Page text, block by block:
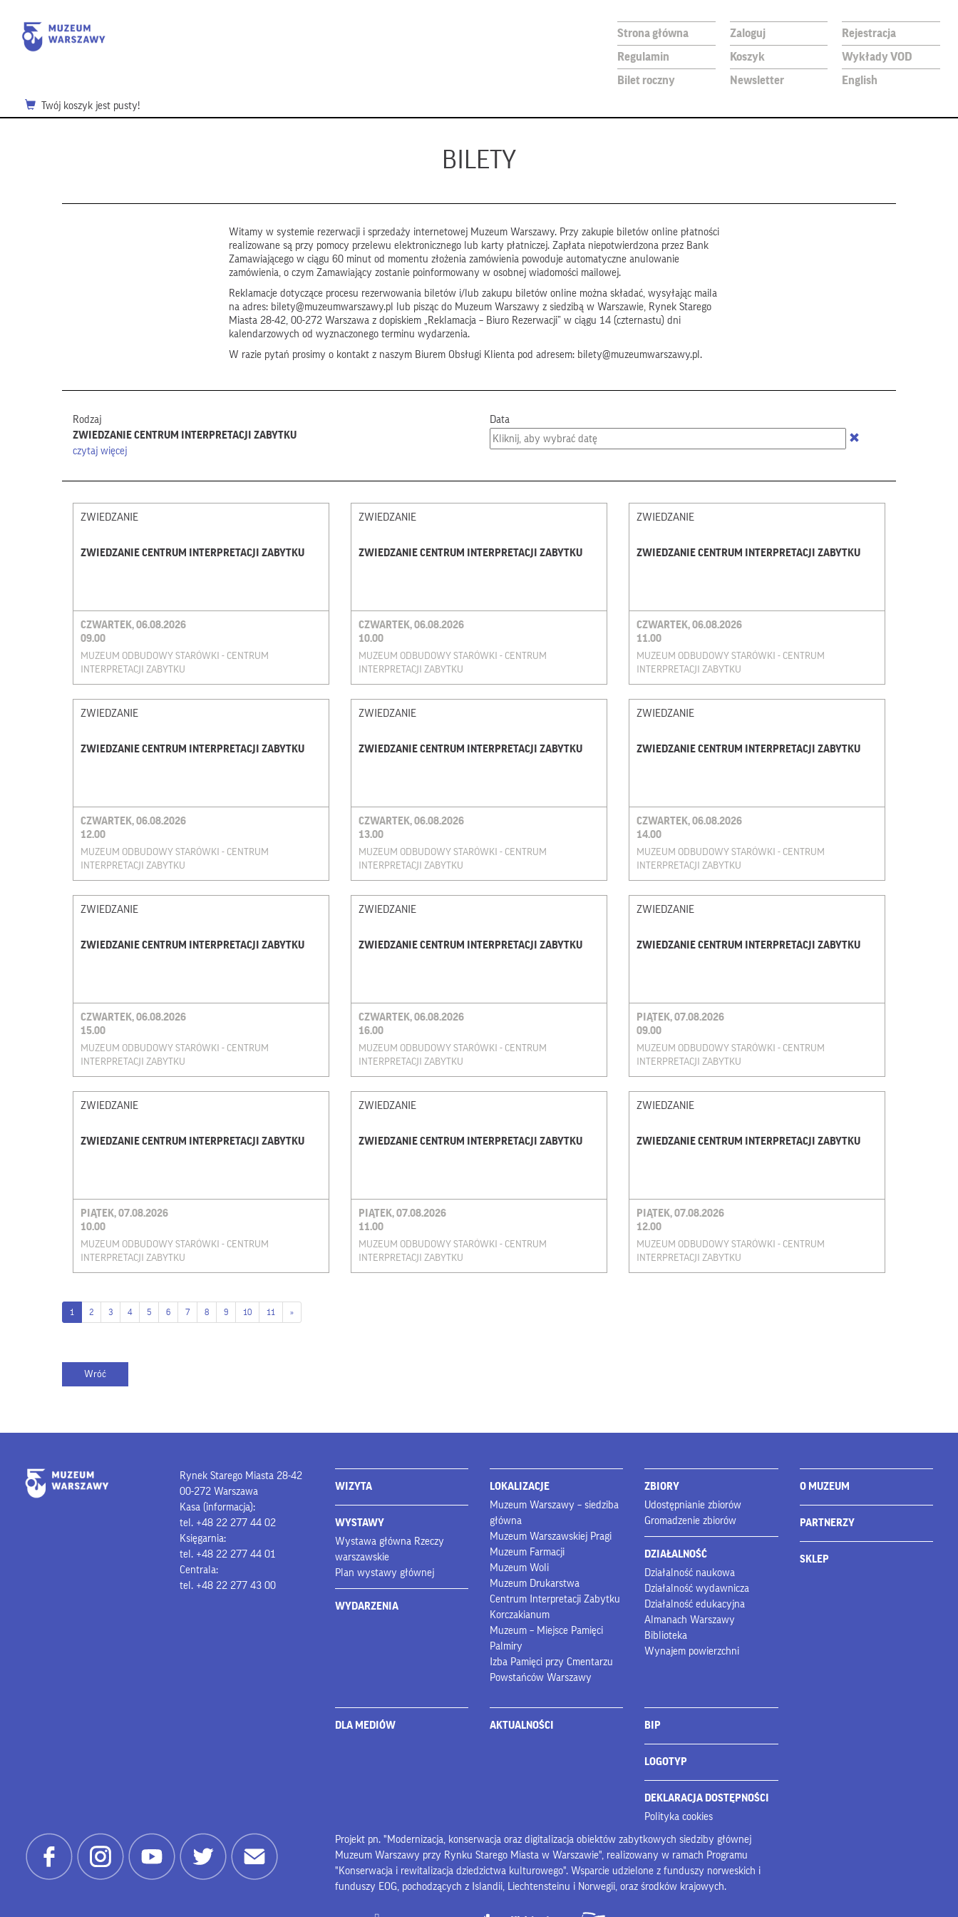
Strona główna Zaloguj
Rejestracja
Regulamin
Koszyk
Wykłady VOD
Bilet roczny
Newsletter English
Twój koszyk jest pusty!
BILETY
Witamy w systemie rezerwacji i sprzedaży internetowej Muzeum Warszawy. Przy zakupie biletów online płatności
realizowane są przy pomocy przelewu elektronicznego lub karty płatniczej. Zapłata niepotwierdzona przez Bank
Zamawiającego w ciągu 60 minut od momentu złożenia zamówienia powoduje automatyczne anulowanie
zamówienia, o czym Zamawiający zostanie poinformowany w osobnej wiadomości mailowej.
Reklamacje dotyczące procesu rezerwowania biletów i/lub zakupu biletów online można składać, wysyłając maila
na adres: bilety@muzeumwarszawy.pl lub pisząc do Muzeum Warszawy z siedzibą w Warszawie, Rynek Starego
Miasta 28-42, 00-272 Warszawa z dopiskiem „Reklamacja – Biuro Rezerwacji” w ciągu 14 (czternastu) dni
kalendarzowych od wyznaczonego terminu wydarzenia.
W razie pytań prosimy o kontakt z naszym Biurem Obsługi Klienta pod adresem: bilety@muzeumwarszawy.pl.
Rodzaj
ZWIEDZANIE CENTRUM INTERPRETACJI ZABYTKU
czytaj więcej
Data
ZWIEDZANIE
ZWIEDZANIE CENTRUM INTERPRETACJI ZABYTKU
CZWARTEK, 06.08.2026
09.00
MUZEUM ODBUDOWY STARÓWKI - CENTRUM
INTERPRETACJI ZABYTKU
ZWIEDZANIE
ZWIEDZANIE CENTRUM INTERPRETACJI ZABYTKU
CZWARTEK, 06.08.2026
10.00
MUZEUM ODBUDOWY STARÓWKI - CENTRUM
INTERPRETACJI ZABYTKU
ZWIEDZANIE
ZWIEDZANIE CENTRUM INTERPRETACJI ZABYTKU
CZWARTEK, 06.08.2026
11.00
MUZEUM ODBUDOWY STARÓWKI - CENTRUM
INTERPRETACJI ZABYTKU
ZWIEDZANIE
ZWIEDZANIE CENTRUM INTERPRETACJI ZABYTKU
CZWARTEK, 06.08.2026
12.00
MUZEUM ODBUDOWY STARÓWKI - CENTRUM
INTERPRETACJI ZABYTKU
ZWIEDZANIE
ZWIEDZANIE CENTRUM INTERPRETACJI ZABYTKU
CZWARTEK, 06.08.2026
13.00
MUZEUM ODBUDOWY STARÓWKI - CENTRUM
INTERPRETACJI ZABYTKU
ZWIEDZANIE
ZWIEDZANIE CENTRUM INTERPRETACJI ZABYTKU
CZWARTEK, 06.08.2026
14.00
MUZEUM ODBUDOWY STARÓWKI - CENTRUM
INTERPRETACJI ZABYTKU
ZWIEDZANIE
ZWIEDZANIE CENTRUM INTERPRETACJI ZABYTKU
CZWARTEK, 06.08.2026
15.00
MUZEUM ODBUDOWY STARÓWKI - CENTRUM
INTERPRETACJI ZABYTKU
ZWIEDZANIE
ZWIEDZANIE CENTRUM INTERPRETACJI ZABYTKU
CZWARTEK, 06.08.2026
16.00
MUZEUM ODBUDOWY STARÓWKI - CENTRUM
INTERPRETACJI ZABYTKU
ZWIEDZANIE
ZWIEDZANIE CENTRUM INTERPRETACJI ZABYTKU
PIĄTEK, 07.08.2026
09.00
MUZEUM ODBUDOWY STARÓWKI - CENTRUM
INTERPRETACJI ZABYTKU
ZWIEDZANIE
ZWIEDZANIE CENTRUM INTERPRETACJI ZABYTKU
PIĄTEK, 07.08.2026
10.00
MUZEUM ODBUDOWY STARÓWKI - CENTRUM
INTERPRETACJI ZABYTKU
ZWIEDZANIE
ZWIEDZANIE CENTRUM INTERPRETACJI ZABYTKU
PIĄTEK, 07.08.2026
11.00
MUZEUM ODBUDOWY STARÓWKI - CENTRUM
INTERPRETACJI ZABYTKU
ZWIEDZANIE
ZWIEDZANIE CENTRUM INTERPRETACJI ZABYTKU
PIĄTEK, 07.08.2026
12.00
MUZEUM ODBUDOWY STARÓWKI - CENTRUM
INTERPRETACJI ZABYTKU
1 2 3 4 5 6 7 8 9 10 11 »
Rynek Starego Miasta 28-42
00-272 Warszawa
Kasa (informacja):
tel. +48 22 277 44 02
Księgarnia:
tel. +48 22 277 44 01
Centrala:
tel. +48 22 277 43 00
WIZYTA
WYSTAWY
Wystawa główna Rzeczy
warszawskie
Plan wystawy głównej
WYDARZENIA
LOKALIZACJE
Muzeum Warszawy – siedziba
główna
Muzeum Warszawskiej Pragi
Muzeum Farmacji
Muzeum Woli
Muzeum Drukarstwa
Centrum Interpretacji Zabytku
Korczakianum
Muzeum – Miejsce Pamięci
Palmiry
Izba Pamięci przy Cmentarzu
Powstańców Warszawy
ZBIORY
Udostępnianie zbiorów
Gromadzenie zbiorów
DZIAŁALNOŚĆ
Działalność naukowa
Działalność wydawnicza
Działalność edukacyjna
Almanach Warszawy
Biblioteka
Wynajem powierzchni
O MUZEUM
PARTNERZY
SKLEP
DLA MEDIÓW AKTUALNOŚCI BIP
LOGOTYP
DEKLARACJA DOSTĘPNOŚCI
Polityka cookies
Projekt pn. "Modernizacja, konserwacja oraz digitalizacja obiektów zabytkowych siedziby głównej
Muzeum Warszawy przy Rynku Starego Miasta w Warszawie", realizowany w ramach Programu
"Konserwacja i rewitalizacja dziedzictwa kulturowego". Wsparcie udzielone z funduszy norweskich i
funduszy EOG, pochodzących z Islandii, Liechtensteinu i Norwegii, oraz środków krajowych.